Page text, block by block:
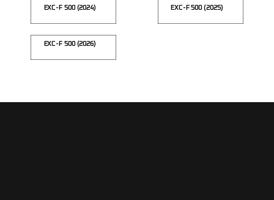
EXC-F 500 (2024) EXC-F 500 (2025)
EXC-F 500 (2026)